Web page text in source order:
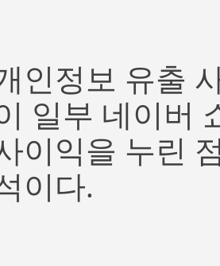
인정보 유출
일부 네이버
이익을 누린
이다.